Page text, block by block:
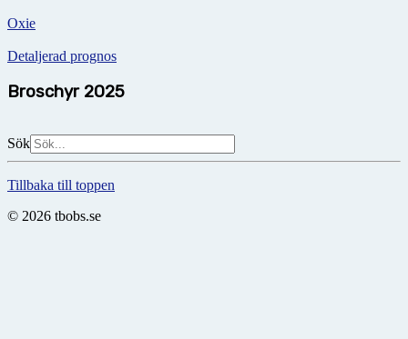
Oxie
Detaljerad prognos
Broschyr 2025
Sök
Tillbaka till toppen
© 2026 tbobs.se